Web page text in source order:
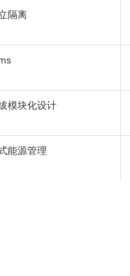
隔离
模块化设计
能源管理